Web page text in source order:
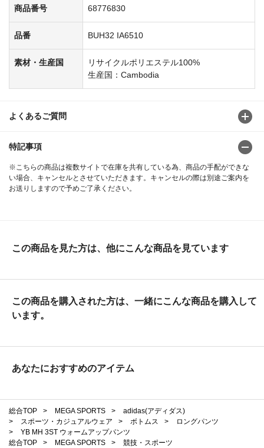
商品番号 68776830
品番 BUH32 IA6510
素材・生産国
リサイクルポリエステル100%
生産国：Cambodia
よくあるご質問
特記事項
※こちらの商品は複数サイトで在庫を共有している為、商品の手配ができな
い場合、キャンセルとさせていただきます。キャンセルの際は別途ご案内を
お送りしますので予めご了承ください。
この商品を見た方は、他にこんな商品を見ています
この商品を購入された方は、一緒にこんな商品を購入して
います。
あなたにおすすめのアイテム
総合TOP > MEGA SPORTS >
adidas(アディダス)
>
スポーツ・カジュアルウェア > ボトムス >
ロングパンツ
>
YB MH 3ST ウォームアップパンツ
総合TOP
> MEGA SPORTS >
競技・スポーツ